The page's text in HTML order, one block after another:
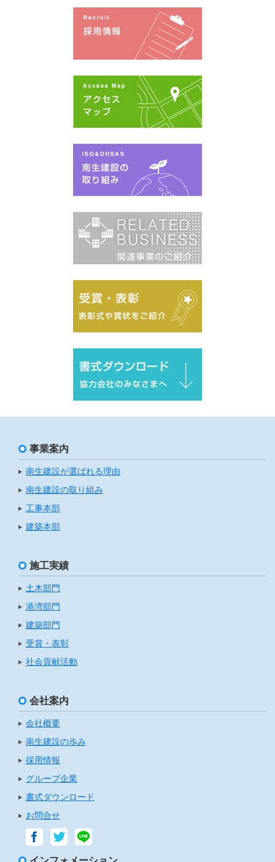
事業案内
南生建設が選ばれる理由
南生建設の取り組み
工事本部
建築本部
施工実績
土木部門
港湾部門
建築部門
受賞・表彰
社会貢献活動
会社案内
会社概要
南生建設の歩み
採用情報
グループ企業
書式ダウンロード
お問合せ